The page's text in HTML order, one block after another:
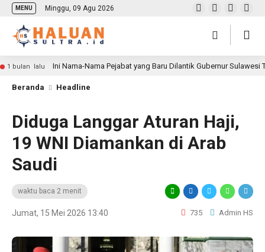
MENU Minggu, 09 Agu 2026
1 bulan lalu Ini Nama-Nama Pejabat yang Baru Dilantik Gubernur Sulawesi
Beranda Headline
Diduga Langgar Aturan Haji,
19 WNI Diamankan di Arab
Saudi
waktu baca 2 menit
Jumat, 15 Mei 2026 13:40 735 Admin HS